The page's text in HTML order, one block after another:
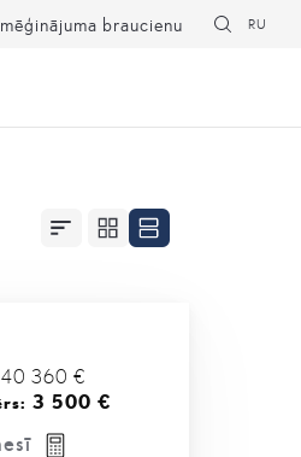
braucienu RU
40 360 €
3 500 €